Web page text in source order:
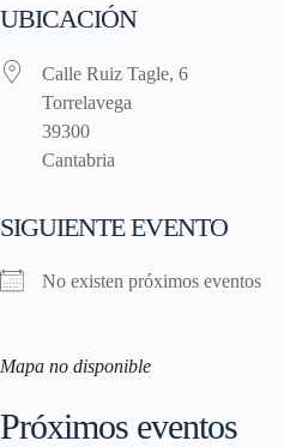
UBICACIÓN
Calle Ruiz Tagle, 6
Torrelavega
39300
Cantabria
SIGUIENTE EVENTO
No existen próximos eventos
Mapa no disponible
Próximos eventos